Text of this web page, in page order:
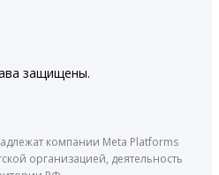
защищены.
компании Meta Platforms
организацией, деятельность